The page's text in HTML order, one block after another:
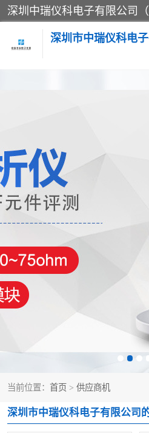
深圳市中瑞仪科电
当前位置： 首页 > 供应商机
深圳市中瑞仪科电子有限公司
电阻-功率计
万用表
蓝牙测试仪
过程校验仪
泰克示波器